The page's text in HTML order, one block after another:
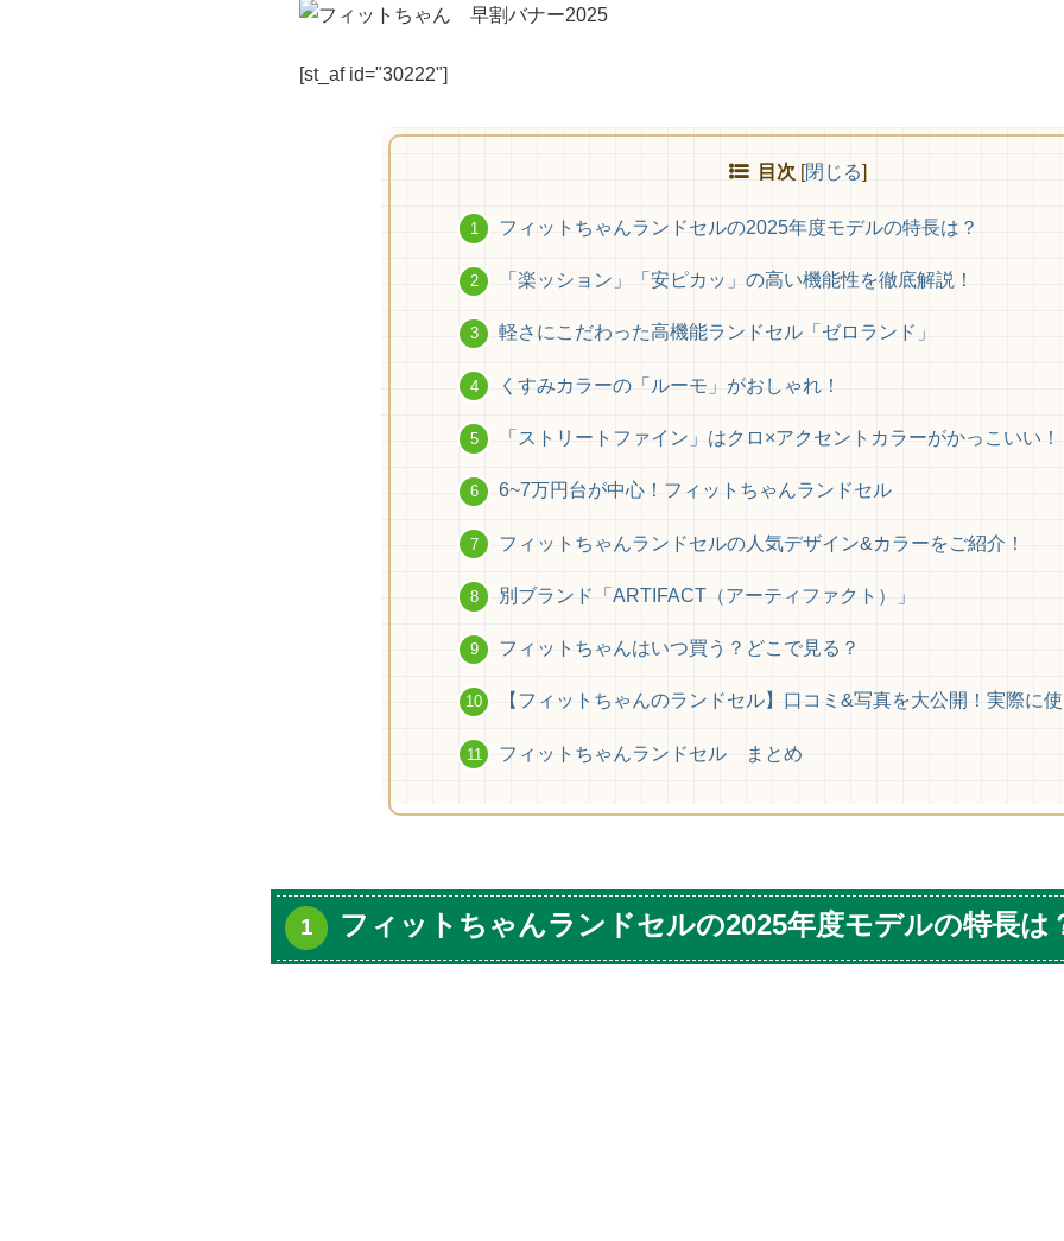
[st_af id="30222"]
目次 [閉じる]
フィットちゃんランドセルの2025年度モデルの特長は？
「楽ッション」「安ピカッ」の高い機能性を徹底解説！
軽さにこだわった高機能ランドセル「ゼロランド」
くすみカラーの「ルーモ」がおしゃれ！
「ストリートファイン」はクロ×アクセントカラーがかっこいい！
6~7万円台が中心！フィットちゃんランドセル
フィットちゃんランドセルの人気デザイン&カラーをご紹介！
別ブランド「ARTIFACT（アーティファクト）」
フィットちゃんはいつ買う？どこで見る？
【フィットちゃんのランドセル】口コミ&写真を大公開！実際に
フィットちゃんランドセル まとめ
フィットちゃんランドセルの2025年度モデルの特長は